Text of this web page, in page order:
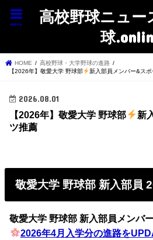
高校野球ニュー
球
menu
HOME
高校野球・大学野球の進路
【2026年】敬愛大学 野球部
新入部員メンバー&ス
2026.08.01
【2026年】敬愛大学 野球部
新
ツ推薦
敬愛大学 野球部 新入部員
敬愛大学 野球部 新入部員メンバ
2026年4月入学分の進路を